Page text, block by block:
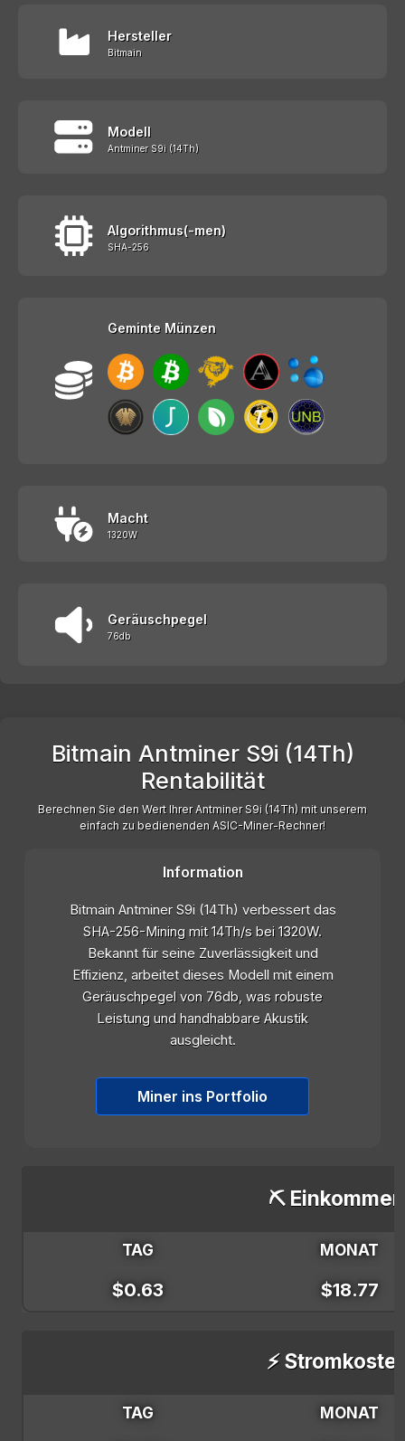
Hersteller
Bitmain
Modell
Antminer S9i (14Th)
Algorithmus(-men)
SHA-256
Geminte Münzen
Macht
1320W
Geräuschpegel
76db
Bitmain Antminer S9i (14Th)
Rentabilität
Berechnen Sie den Wert Ihrer Antminer S9i (14Th) mit unserem
einfach zu bedienenden ASIC-Miner-Rechner!
Information
Bitmain Antminer S9i (14Th) verbessert das
SHA-256-Mining mit 14Th/s bei 1320W.
Bekannt für seine Zuverlässigkeit und
Effizienz, arbeitet dieses Modell mit einem
Geräuschpegel von 76db, was robuste
Leistung und handhabbare Akustik
ausgleicht.
Miner ins Portfolio
⛏️
TAG MONAT
$0.63 $18.77
⚡
TAG MONAT